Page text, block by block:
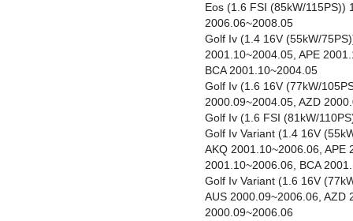
Eos (1.6 FSI (85kW/115PS))
2006.06~2008.05
Golf Iv (1.4 16V (55kW/
2001.10~2004.05, APE
BCA 2001.10~2004.05
Golf Iv (1.6 16V (77kW/
2000.09~2004.05, AZD
Golf Iv (1.6 FSI (81kW/
Golf Iv Variant (1.4 16V
AKQ 2001.10~2006.06, APE
2001.10~2006.06, BCA
Golf Iv Variant (1.6 16V
AUS 2000.09~2006.06, AZD
2000.09~2006.06